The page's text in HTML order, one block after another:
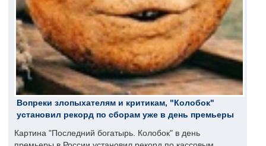
Вопреки злопыхателям и критикам, "Колобок"
установил рекорд по сборам уже в день премьеры
Картина "Последний богатырь. Колобок" в день